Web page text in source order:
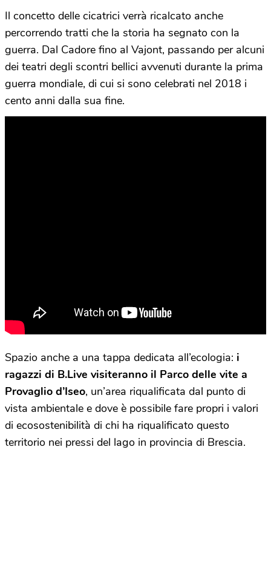
Il concetto delle cicatrici verrà ricalcato anche
percorrendo tratti che la storia ha segnato con la
guerra. Dal Cadore fino al Vajont, passando per alcuni
dei teatri degli scontri bellici avvenuti durante la prima
guerra mondiale, di cui si sono celebrati nel 2018 i
cento anni dalla sua fine.
Spazio anche a una tappa dedicata all’ecologia: i
ragazzi di B.Live visiteranno il Parco delle vite a
Provaglio d’Iseo, un’area riqualificata dal punto di
vista ambientale e dove è possibile fare propri i valori
di ecosostenibilità di chi ha riqualificato questo
territorio nei pressi del lago in provincia di Brescia.